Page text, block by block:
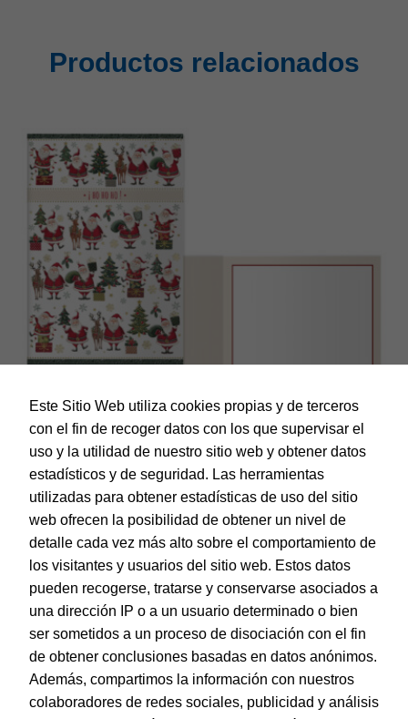
Productos relacionados
Dohe – Tarjeta de Felicitación Navidad – Tamaño 11,5 x 17
cm – Modelo Papá Noel
EAN: 8421938700022
© Dohe - Camino de Madrid, 14
28970 • Humanes de Madrid (Madrid)
ESPAÑA
Este Sitio Web utiliza cookies propias y de terceros
con el fin de recoger datos con los que supervisar el
uso y la utilidad de nuestro sitio web y obtener datos
estadísticos y de seguridad. Las herramientas
utilizadas para obtener estadísticas de uso del sitio
web ofrecen la posibilidad de obtener un nivel de
detalle cada vez más alto sobre el comportamiento de
los visitantes y usuarios del sitio web. Estos datos
pueden recogerse, tratarse y conservarse asociados a
una dirección IP o a un usuario determinado o bien
ser sometidos a un proceso de disociación con el fin
de obtener conclusiones basadas en datos anónimos.
Además, compartimos la información con nuestros
colaboradores de redes sociales, publicidad y análisis